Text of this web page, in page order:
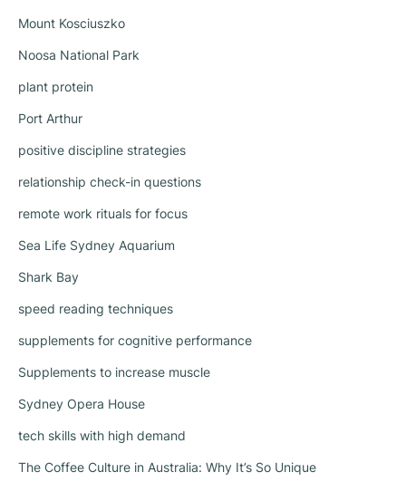
Mount Kosciuszko
Noosa National Park
plant protein
Port Arthur
positive discipline strategies
relationship check-in questions
remote work rituals for focus
Sea Life Sydney Aquarium
Shark Bay
speed reading techniques
supplements for cognitive performance
Supplements to increase muscle
Sydney Opera House
tech skills with high demand
The Coffee Culture in Australia: Why It’s So Unique